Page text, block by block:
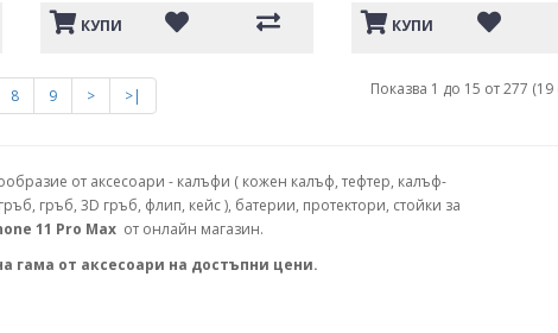
КУПИ КУПИ
8 9 > >| Показва 1 до 15 от 277
от аксесоари - калъфи ( кожен калъф, тефтер, калъф-
гръб, 3D гръб, флип, кейс ), батерии, протектори, стойки за
11 Pro Max от онлайн магазин.
гама от аксесоари на достъпни цени.